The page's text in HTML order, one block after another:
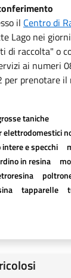
il Centro di
Lago nei
di raccolta" o
ai numeri
per prenotare
taniche
elettrodomestici
e specchi
in resina
tapparelle